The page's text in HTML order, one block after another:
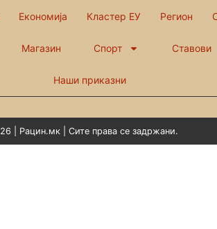
Економија Кластер ЕУ Регион
Магазин Спорт Ставови
Наши приказни
| Рацин.мк | Сите права се задржани.